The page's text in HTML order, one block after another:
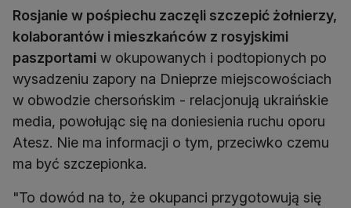
Rosjanie w pośpiechu zaczęli szczepić żołnierzy,
kolaborantów i mieszkańców z rosyjskimi
paszportami w okupowanych i podtopionych po
wysadzeniu zapory na Dnieprze miejscowościach
w obwodzie chersońskim - relacjonują ukraińskie
media, powołując się na doniesienia ruchu oporu
Atesz. Nie ma informacji o tym, przeciwko czemu
ma być szczepionka.
"To dowód na to, że okupanci przygotowują się